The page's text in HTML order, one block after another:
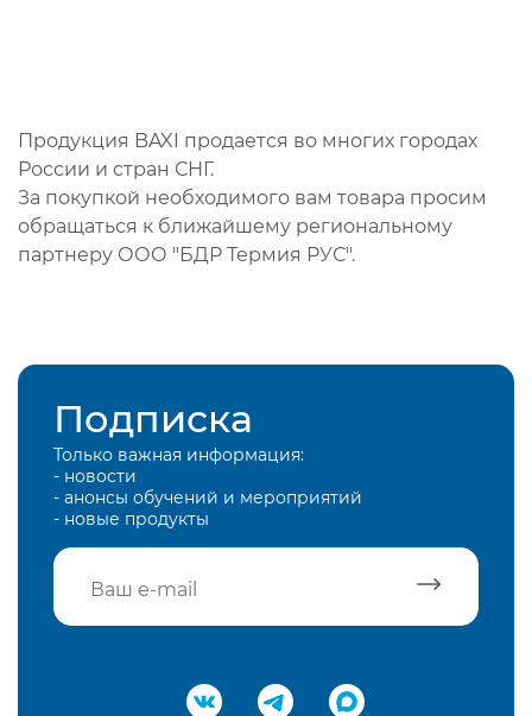
Продукция BAXI продается во многих городах
России и стран СНГ.
За покупкой необходимого вам товара просим
обращаться к ближайшему региональному
партнеру ООО "БДР Термия РУС".
Подписка
Только важная информация:
- новости
- анонсы обучений и мероприятий
- новые продукты